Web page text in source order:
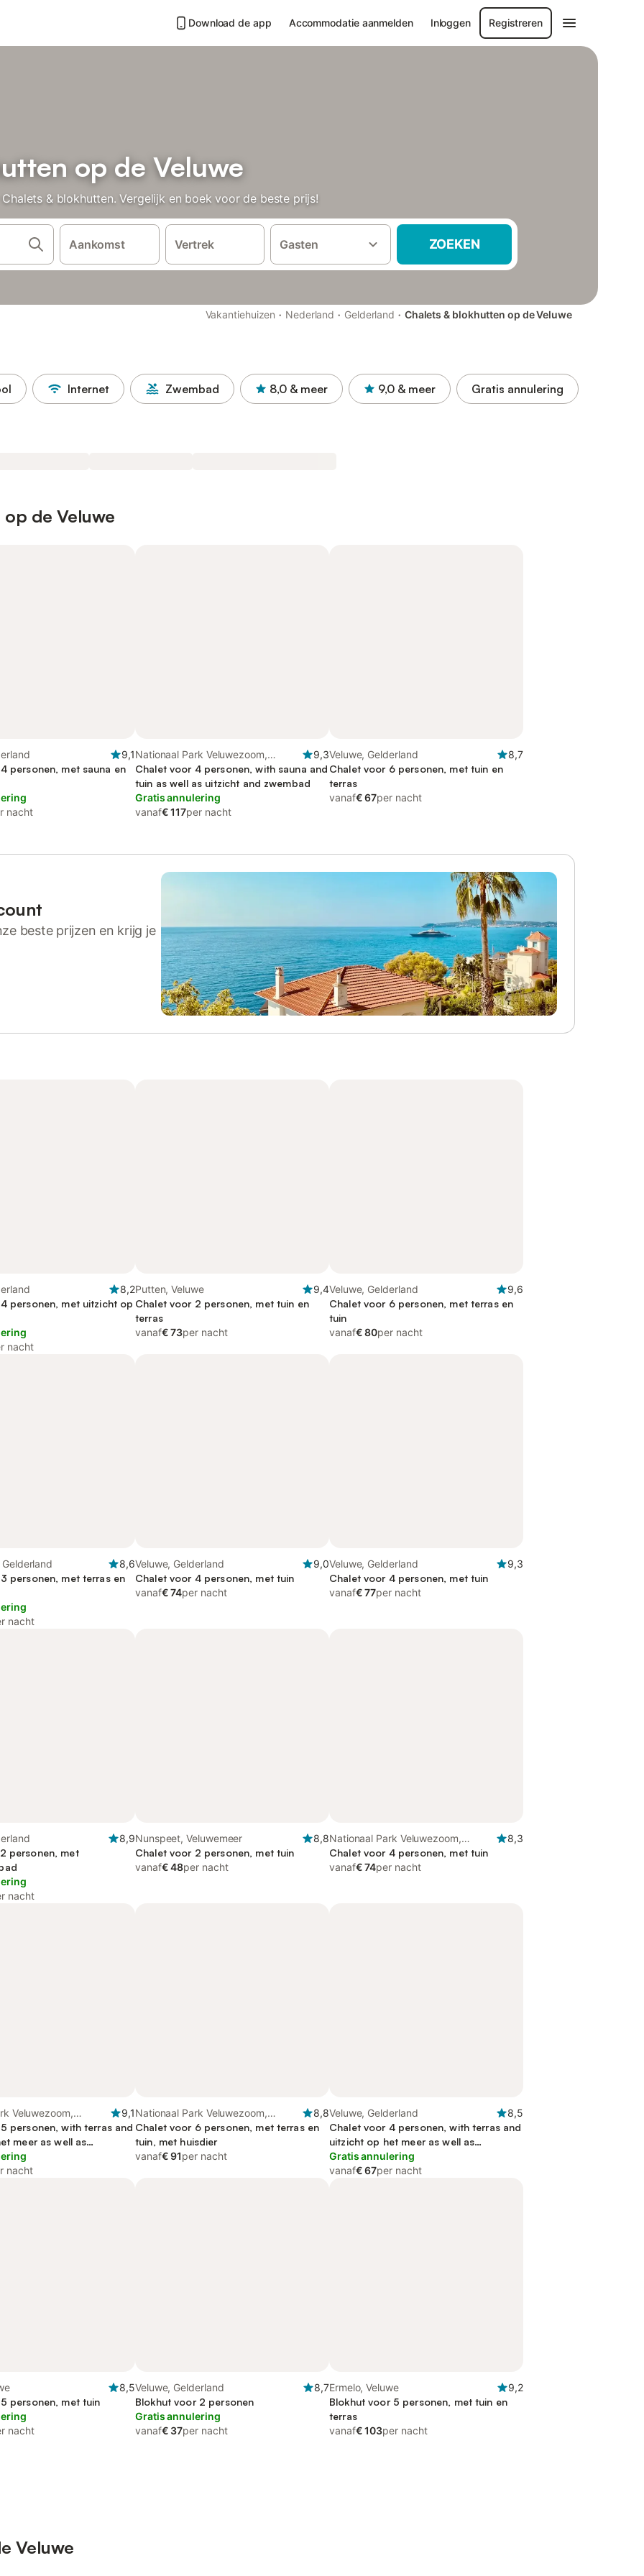
Download de app Accommodatie aanmelden Inloggen Registreren
op de Veluwe
& blokhutten. Vergelijk en boek voor de beste prijs!
Aankomst Vertrek Gasten ZOEKEN
Vakantiehuizen · Nederland · Gelderland · Chalets & blokhutten op de Veluwe
Internet Zwembad 8,0 & meer 9,0 & meer Gratis annulering
de Veluwe
9,1
personen, met sauna en
nacht
Nationaal Park Veluwezoom,
Achterhoek
9,3
Chalet voor 4 personen, with sauna and
tuin as well as uitzicht and zwembad
Gratis annulering
vanaf€ 117per nacht
Veluwe, Gelderland
8,7
Chalet voor 6 personen, met tuin en
terras
vanaf€ 67per nacht
beste prijzen en krijg je
8,2
personen, met uitzicht op
nacht
Putten, Veluwe
9,4
Chalet voor 2 personen, met tuin en
terras
vanaf€ 73per nacht
Veluwe, Gelderland
9,6
Chalet voor 6 personen, met terras en
tuin
vanaf€ 80per nacht
8,6
personen, met terras en
nacht
Veluwe, Gelderland
9,0
Chalet voor 4 personen, met tuin
vanaf€ 74per nacht
Veluwe, Gelderland
9,3
Chalet voor 4 personen, met tuin
vanaf€ 77per nacht
8,9
personen, met
nacht
Nunspeet, Veluwemeer
8,8
Chalet voor 2 personen, met tuin
vanaf€ 48per nacht
Nationaal Park Veluwezoom,
Achterhoek
8,3
Chalet voor 4 personen, met tuin
vanaf€ 74per nacht
Veluwezoom,
9,1
personen, with terras and
meer as well as
nacht
Nationaal Park Veluwezoom,
Gelderland
8,8
Chalet voor 6 personen, met terras en
tuin, met huisdier
vanaf€ 91per nacht
Veluwe, Gelderland
8,5
Chalet voor 4 personen, with terras and
uitzicht op het meer as well as
balkon/terras
Gratis annulering
vanaf€ 67per nacht
8,5
personen, met tuin
nacht
Veluwe, Gelderland
8,7
Blokhut voor 2 personen
Gratis annulering
vanaf€ 37per nacht
Ermelo, Veluwe
9,2
Blokhut voor 5 personen, met tuin en
terras
vanaf€ 103per nacht
Veluwe